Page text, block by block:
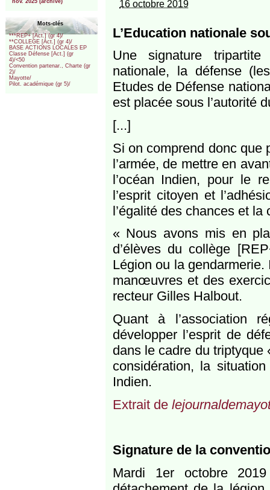
nov. 2025 (archive)
Mots-clés
***REP+ [Act.] (gr 4)/
**COLLEGE [Act.] (gr 4)/
BASE ACTIONS LOCALES EP
Classe Défense [Act.] (gr
4)/<50
Convention partenar., Charte (gr
2)/
Mayotte/
Pilot. académique (gr 5)/
16 octobre 2019
L’Education nationale
Une signature tripartite
nationale, la défense
Etudes de Défense
est placée sous l’autorité
[...]
Si on comprend donc que
l’armée, de mettre en
l’océan Indien, pour le
l’esprit citoyen et
l’égalité des chances et la
« Nous avons mis en
d’élèves du collège
Légion ou la
manœuvres et des
recteur Gilles Halbout.
Quant à l’association
développer l’esprit de
dans le cadre du triptyque
considération, la
Indien.
Extrait de
Signature de la
Mardi 1er octobre